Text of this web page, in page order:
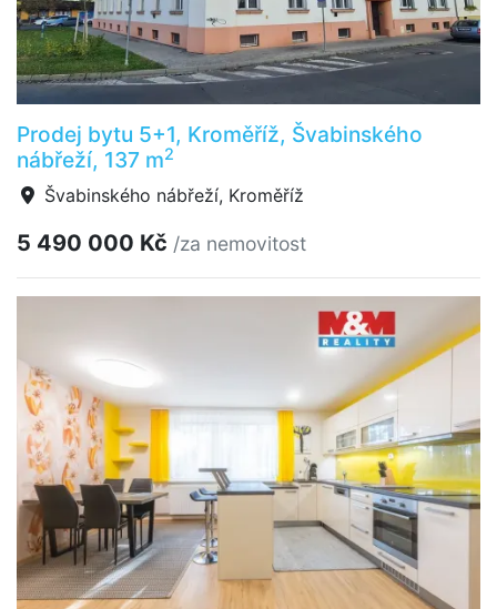
Prodej bytu 5+1, Kroměříž, Švabinského
nábřeží, 137 m2
Švabinského nábřeží, Kroměříž
5 490 000 Kč /za nemovitost